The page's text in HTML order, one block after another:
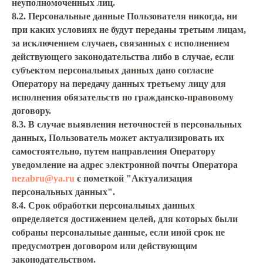
неуполномоченных лиц.
8.2. Персональные данные Пользователя никогда, ни
при каких условиях не будут переданы третьим лицам,
за исключением случаев, связанных с исполнением
действующего законодательства либо в случае, если
субъектом персональных данных дано согласие
Оператору на передачу данных третьему лицу для
исполнения обязательств по гражданско-правовому
договору.
8.3. В случае выявления неточностей в персональных
данных, Пользователь может актуализировать их
самостоятельно, путем направления Оператору
уведомление на адрес электронной почты Оператора
nezabru@ya.ru с пометкой "Актуализация
персональных данных".
8.4. Срок обработки персональных данных
определяется достижением целей, для которых были
собраны персональные данные, если иной срок не
предусмотрен договором или действующим
законодательством.